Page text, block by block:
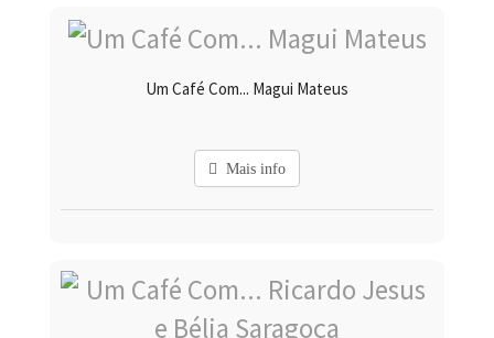
Um Café Com... Magui Mateus
Mais info